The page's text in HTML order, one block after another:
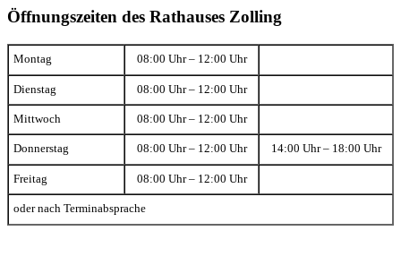
Öffnungszeiten des Rathauses Zolling
Montag 08:00 Uhr – 12:00 Uhr
Dienstag 08:00 Uhr – 12:00 Uhr
Mittwoch 08:00 Uhr – 12:00 Uhr
Donnerstag 08:00 Uhr – 12:00 Uhr 14:00 Uhr – 18:00 Uhr
Freitag 08:00 Uhr – 12:00 Uhr
oder nach Terminabsprache